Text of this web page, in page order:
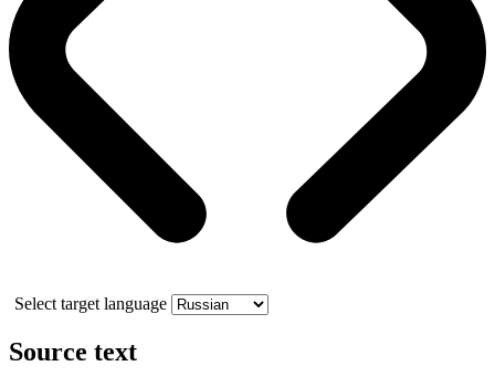
Select target language
Source text